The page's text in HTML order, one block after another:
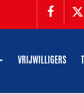
VRIJWILLIGERS